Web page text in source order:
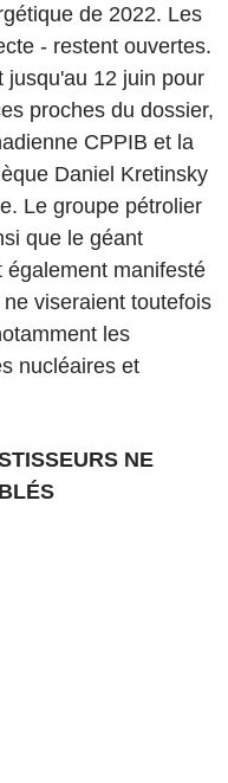
de 2022. Les
- restent ouvertes.
jusqu'au 12 juin pour
proches du dossier,
CPPIB et la
Daniel Kretinsky
Le groupe pétrolier
que le géant
également manifesté
viseraient toutefois
les
nucléaires et
NE